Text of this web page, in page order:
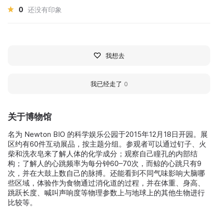
关于博物馆
名为 Newton BIO 的科学娱乐公园于2015年12月18日开园。展
区约有60件互动展品，按主题分组。参观者可以通过钉子、火
柴和洗衣皂来了解人体的化学成分；观察自己瞳孔的内部结
构；了解人的心跳频率为每分钟60–70次，而鲸的心跳只有9
次，并在大鼓上数自己的脉搏。还能看到不同气味影响大脑哪
些区域，体验作为食物通过消化道的过程，并在体重、身高、
跳跃长度、喊叫声响度等物理参数上与地球上的其他生物进行
比较等。
0 还没有印象
我想去
我已经走了 0